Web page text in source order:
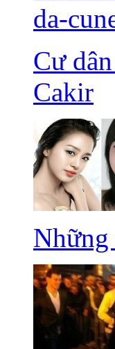
Cư
Cakir
Những